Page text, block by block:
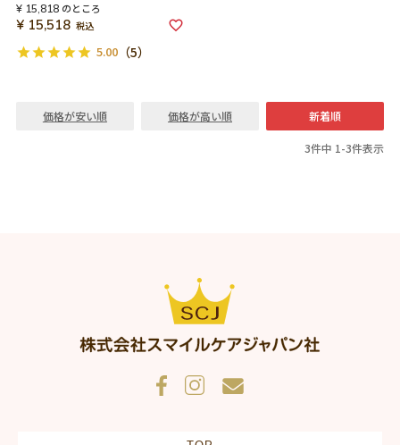
¥ 15,818 のところ
¥ 15,518 税込
5.00（5）
価格が安い順 価格が高い順 新着順
3件中 1-3件表示